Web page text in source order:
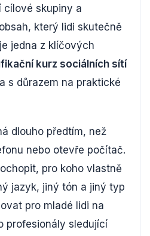
cílové skupiny a
který lidi skutečně
jedna z klíčových
kurz sociálních sítí
s důrazem na praktické
dlouho předtím, než
nebo otevře počítač.
pro koho vlastně
jazyk, jiný tón a jiný typ
pro mladé lidi na
profesionály sledující